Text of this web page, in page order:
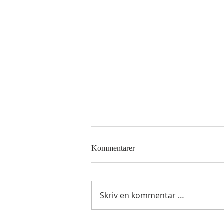
Hellig sky 5. august
Kommentarer
Skriv en kommentar …